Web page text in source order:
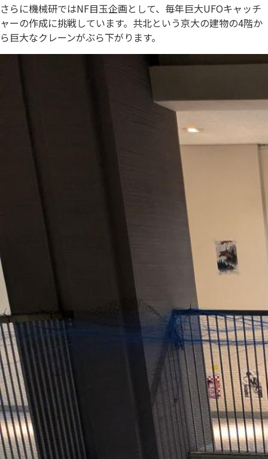
さらに機械研ではNF目玉企画として、毎年巨大UFOキャッチ
ャーの作成に挑戦しています。共北という京大の建物の4階か
ら巨大なクレーンがぶら下がります。